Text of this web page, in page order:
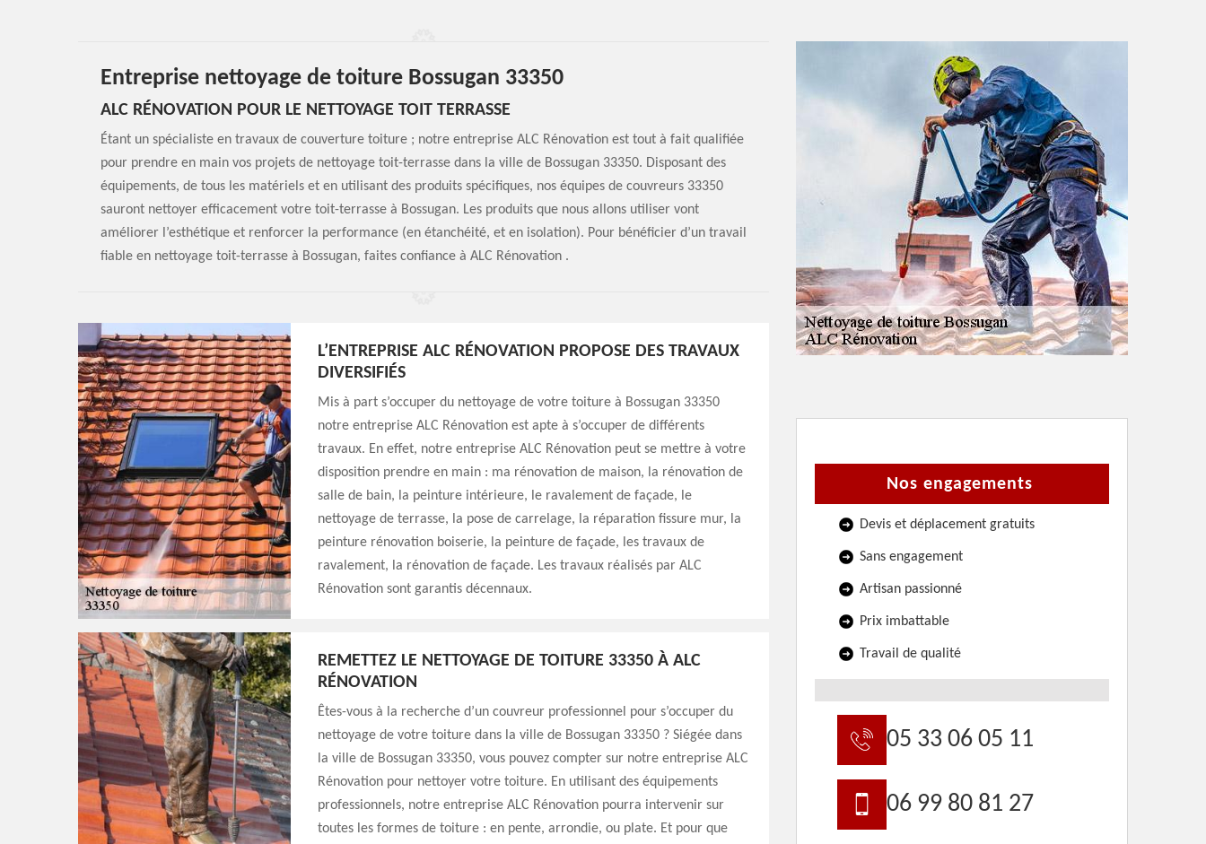
Entreprise nettoyage de toiture Bossugan 33350
ALC RÉNOVATION POUR LE NETTOYAGE TOIT TERRASSE
Étant un spécialiste en travaux de couverture toiture ; notre entreprise ALC Rénovation est tout à fait qualifiée
pour prendre en main vos projets de nettoyage toit-terrasse dans la ville de Bossugan 33350. Disposant des
équipements, de tous les matériels et en utilisant des produits spécifiques, nos équipes de couvreurs 33350
sauront nettoyer efficacement votre toit-terrasse à Bossugan. Les produits que nous allons utiliser vont
améliorer l’esthétique et renforcer la performance (en étanchéité, et en isolation). Pour bénéficier d’un travail
fiable en nettoyage toit-terrasse à Bossugan, faites confiance à ALC Rénovation .
L’ENTREPRISE ALC RÉNOVATION PROPOSE DES TRAVAUX
DIVERSIFIÉS
Mis à part s’occuper du nettoyage de votre toiture à Bossugan 33350
notre entreprise ALC Rénovation est apte à s’occuper de différents
travaux. En effet, notre entreprise ALC Rénovation peut se mettre à votre
disposition prendre en main : ma rénovation de maison, la rénovation de
salle de bain, la peinture intérieure, le ravalement de façade, le
nettoyage de terrasse, la pose de carrelage, la réparation fissure mur, la
peinture rénovation boiserie, la peinture de façade, les travaux de
ravalement, la rénovation de façade. Les travaux réalisés par ALC
Rénovation sont garantis décennaux.
REMETTEZ LE NETTOYAGE DE TOITURE 33350 À ALC
RÉNOVATION
Êtes-vous à la recherche d’un couvreur professionnel pour s’occuper du
nettoyage de votre toiture dans la ville de Bossugan 33350 ? Siégée dans
la ville de Bossugan 33350, vous pouvez compter sur notre entreprise ALC
Rénovation pour nettoyer votre toiture. En utilisant des équipements
professionnels, notre entreprise ALC Rénovation pourra intervenir sur
toutes les formes de toiture : en pente, arrondie, ou plate. Et pour que
Nos engagements
Devis et déplacement gratuits
Sans engagement
Artisan passionné
Prix imbattable
Travail de qualité
05 33 06 05 11
06 99 80 81 27